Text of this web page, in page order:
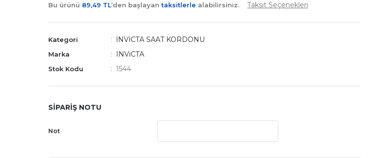
Bu ürünü 89,49 TL’den başlayantaksitlerle alabilirsiniz. Taksit Seçenekleri
Kategori İNVİCTA SAAT KORDONU
Marka INViCTA
Stok Kodu 1544
SİPARİŞ NOTU
Not